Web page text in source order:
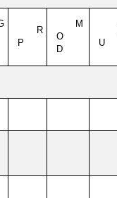
R
P
M
O
D
U